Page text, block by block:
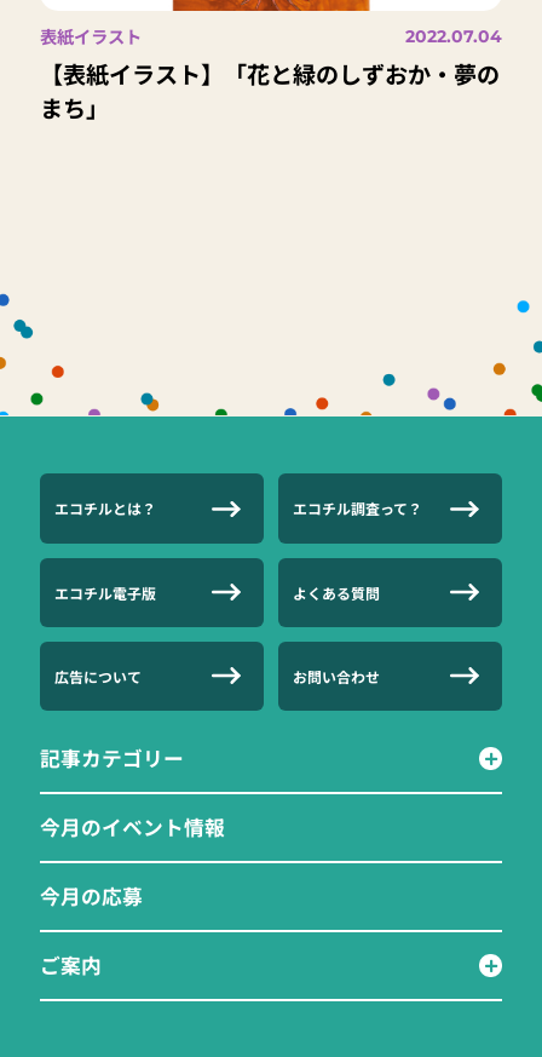
表紙イラスト 2022.07.04
【表紙イラスト】「花と緑のしずおか・夢の
まち」
エコチルとは？ エコチル調査って？
エコチル電子版 よくある質問
広告について お問い合わせ
記事カテゴリー
今月のイベント情報
今月の応募
ご案内